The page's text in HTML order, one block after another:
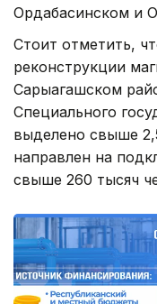
Ордабасинском и
Стоит отметить,
реконструкции
Сарыагашском
Специального
выделено свыше
направлен на
свыше 260 тысяч